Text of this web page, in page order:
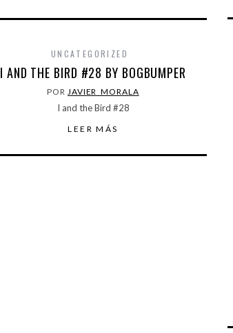
UNCATEGORIZED
I AND THE BIRD #28 BY BOGBUMPER
POR JAVIER_MORALA
I and the Bird #28
LEER MÁS